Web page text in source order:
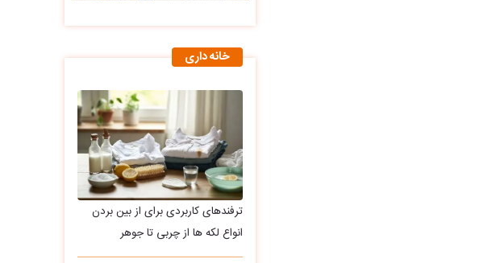
خانه داری
ترفندهای کاربردی برای از بین بردن
انواع لکه ها از چربی تا جوهر